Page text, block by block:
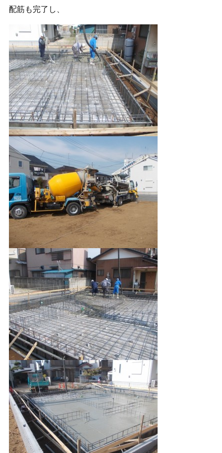
配筋も完了し、